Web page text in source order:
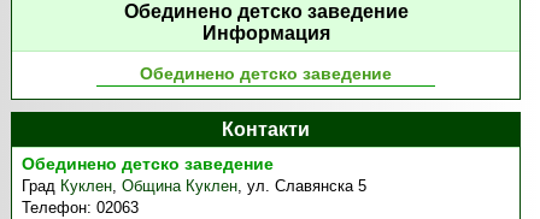
Обединено детско заведение
Информация
Обединено детско заведение
Контакти
Обединено детско заведение
Град Куклен,Община Куклен,ул. Славянска 5
Телефон:02063